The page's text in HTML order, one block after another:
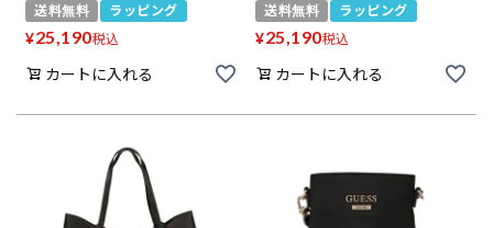
送料無料 ラッピング
¥25,190税込
カートに入れる
送料無料 ラッピング
¥25,190税込
カートに入れる